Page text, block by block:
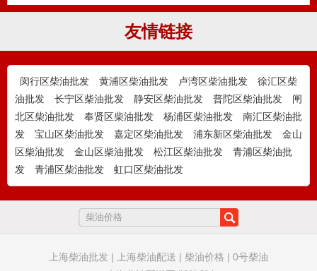
普陀锅炉柴油_柴油配送_普陀区附近
送专业服务商 作为深耕...
徐汇锅炉柴油_柴油配送_徐汇区附近
柴油供应
上海柴油网——徐汇区锅炉柴油供应与配
送专业服务商 作为深耕...
静安锅炉柴油_柴油配送_静安区附近
柴油供应
上海柴油网——静安区锅炉柴油供应与配
送专业服务商 作为深耕...
友情链接
闵行区柴油批发 黄浦区柴油批发 卢湾区柴油批发
徐汇区柴
油批发
长宁区柴油批发 静安区柴油批发 普陀区柴油批发
闸
北区柴油批发
奉贤区柴油批发 杨浦区柴油批发
南汇区柴油批
发
宝山区柴油批发 嘉定区柴油批发 浦东新区柴油批发
金山
区柴油批发
金山区柴油批发 松江区柴油批发
青浦区柴油批
发
青浦区柴油批发 虹口区柴油批发
上海柴油批发 | 上海柴油配送 | 柴油价格 | 0号柴油